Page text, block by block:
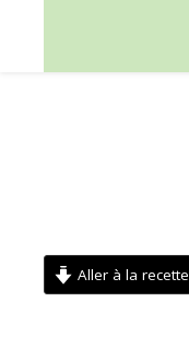
Aller à la recette